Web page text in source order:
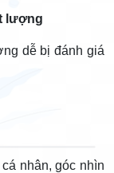
lượng
dễ bị đánh giá
nhân, góc nhìn